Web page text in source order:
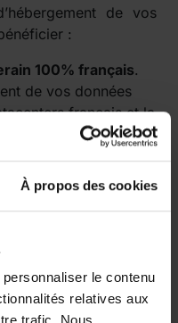
À propos des cookies
le contenu
relatives aux
trafic. Nous
de vos
:
100% français.
de vos données
français et la
françaises
à Lyon ;
RGPD et certifiés
sont notamment
de